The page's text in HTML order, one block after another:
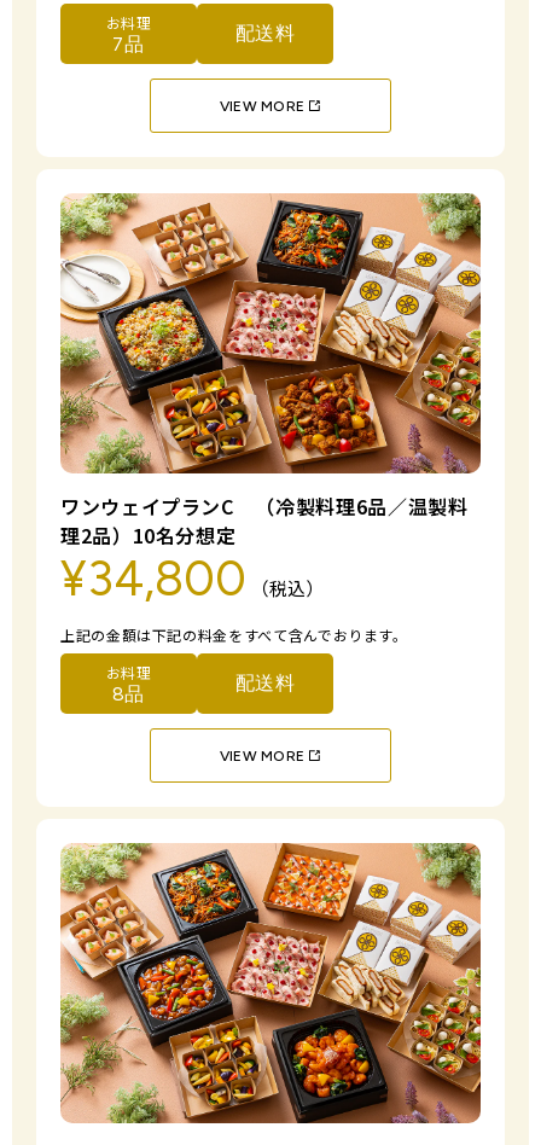
お料理
7品 配送料
VIEW MORE
ワンウェイプランC （冷製料理6品／温製料
理2品）10名分想定
¥34,800 （税込）
上記の金額は下記の料金をすべて含んでおります。
お料理
8品 配送料
VIEW MORE